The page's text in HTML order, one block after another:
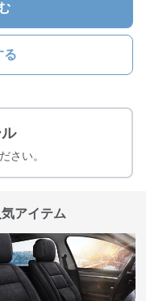
る
さい。
アイテム